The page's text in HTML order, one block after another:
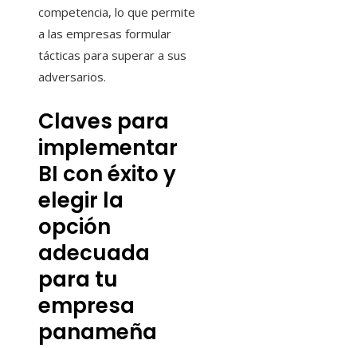
competencia, lo que permite
a las empresas formular
tácticas para superar a sus
adversarios.
Claves para
implementar
BI con éxito y
elegir la
opción
adecuada
para tu
empresa
panameña